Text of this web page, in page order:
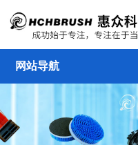
网站导航